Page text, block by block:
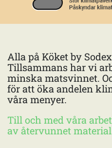
Alla på Köket by
Tillsammans har vi
minska matsvinnet.
för att öka andelen
våra menyer.
Till och med våra
av återvunnet